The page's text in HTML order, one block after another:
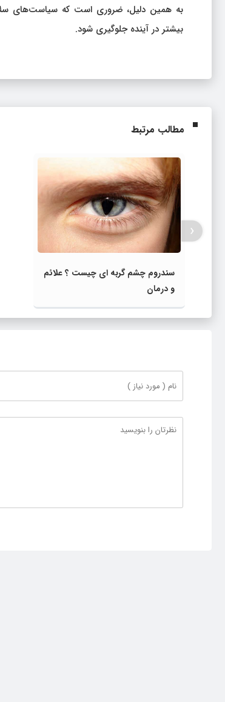
به همین دلیل، ضروری است که سیاست‌های
بیشتر در آینده جلوگیری شود.
مطالب مرتبط
سندروم چشم گربه ای چیست ؟ علائم
و درمان
‹